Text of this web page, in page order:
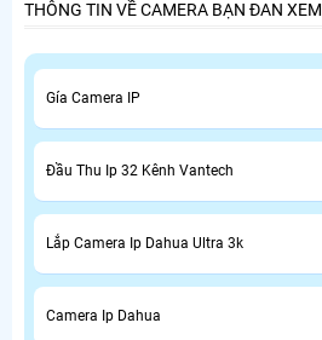
THÔNG TIN VỀ CAMERA BẠN ĐAN XEM
Gía Camera IP
Đầu Thu Ip 32 Kênh Vantech
Lắp Camera Ip Dahua Ultra 3k
Camera Ip Dahua